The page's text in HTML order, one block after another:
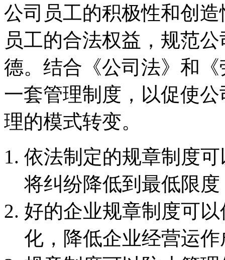
公司员工的积极性和创
员工的合法权益，规范
德。结合《公司法》和
一套管理制度，以促使
理的模式转变。
依法制定的规章制度
将纠纷降低到最低限度
好的企业规章制度可
化，降低企业经营运